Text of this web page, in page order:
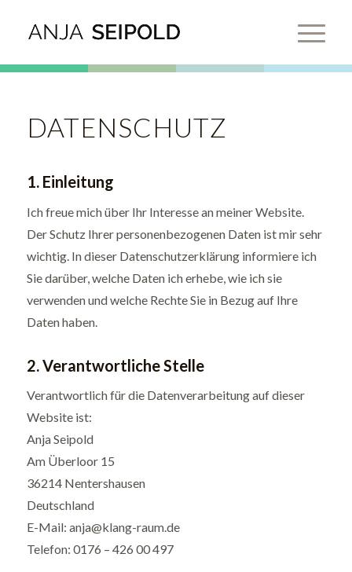
DATENSCHUTZ
1. Einleitung
Ich freue mich über Ihr Interesse an meiner Website.
Der Schutz Ihrer personenbezogenen Daten ist mir sehr
wichtig. In dieser Datenschutzerklärung informiere ich
Sie darüber, welche Daten ich erhebe, wie ich sie
verwenden und welche Rechte Sie in Bezug auf Ihre
Daten haben.
2. Verantwortliche Stelle
Verantwortlich für die Datenverarbeitung auf dieser
Website ist:
Anja Seipold
Am Überloor 15
36214 Nentershausen
Deutschland
E-Mail: anja@klang-raum.de
Telefon: 0176 – 426 00 497